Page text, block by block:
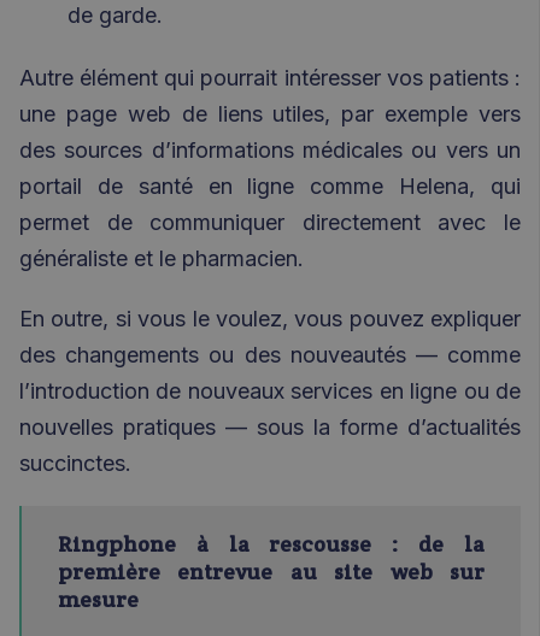
de garde.
Autre élément qui pourrait intéresser vos patients :
une page web de liens utiles, par exemple vers
des sources d’informations médicales ou vers un
portail de santé en ligne comme Helena, qui
permet de communiquer directement avec le
généraliste et le pharmacien.
En outre, si vous le voulez, vous pouvez expliquer
des changements ou des nouveautés — comme
l’introduction de nouveaux services en ligne ou de
nouvelles pratiques — sous la forme d’actualités
succinctes.
Ringphone à la rescousse : de la
première entrevue au site web sur
mesure